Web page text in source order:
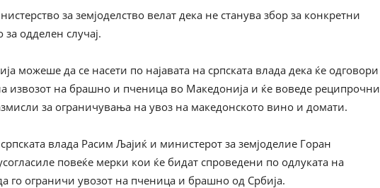
за земјоделство велат дека не станува збор за конкретни
за одделен случај.
можеше да се насети по најавата на српската влада дека ќе одговори
извозот на брашно и пченица во Македонија и ќе воведе реципрочни
за ограничувања на увоз на македонското вино и домати.
влада Расим Љајиќ и министерот за земјоделие Горан
повеќе мерки кои ќе бидат спроведени по одлуката на
го ограничи увозот на пченица и брашно од Србија.